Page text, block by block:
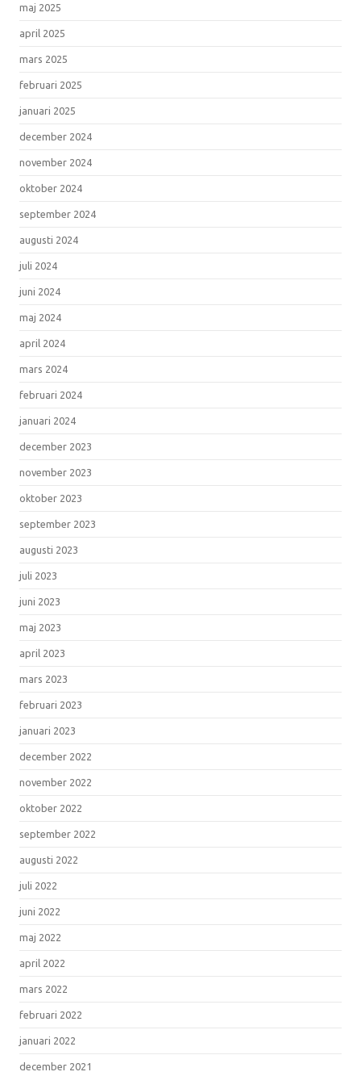
maj 2025
april 2025
mars 2025
februari 2025
januari 2025
december 2024
november 2024
oktober 2024
september 2024
augusti 2024
juli 2024
juni 2024
maj 2024
april 2024
mars 2024
februari 2024
januari 2024
december 2023
november 2023
oktober 2023
september 2023
augusti 2023
juli 2023
juni 2023
maj 2023
april 2023
mars 2023
februari 2023
januari 2023
december 2022
november 2022
oktober 2022
september 2022
augusti 2022
juli 2022
juni 2022
maj 2022
april 2022
mars 2022
februari 2022
januari 2022
december 2021